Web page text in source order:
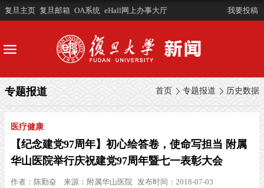
复旦主页 复旦邮箱 OA系统 eHall网上办事大厅 我要投稿
首页 专题报道 历史数据
专题报道
医疗健康
【纪念建党97周年】初心绘答卷，使命写担当 附属
华山医院举行庆祝建党97周年暨七一表彰大会
作者： 陈勤奋 来源： 附属华山医院 发布时间：2018-07-03